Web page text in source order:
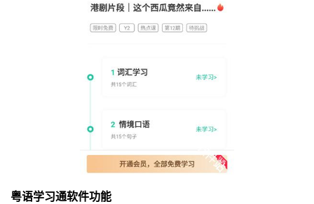
粤语学习通软件功能